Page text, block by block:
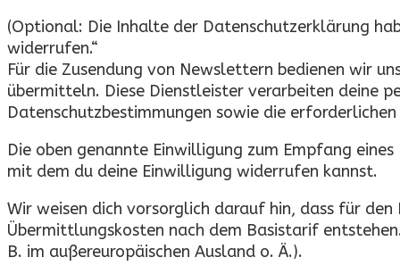
(Optional: Die Inhalte der Datenschutzerklärung
widerrufen.“
Für die Zusendung von Newslettern bedienen wir
übermitteln. Diese Dienstleister verarbeiten deine
Datenschutzbestimmungen sowie die
Die oben genannte Einwilligung zum Empfang
mit dem du deine Einwilligung widerrufen kannst.
Wir weisen dich vorsorglich darauf hin, dass für
Übermittlungskosten nach dem Basistarif
B. im außereuropäischen Ausland o. Ä.).